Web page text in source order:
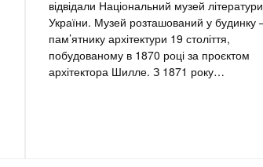
відвідали Національний музей літератури
України. Музей розташований у будинку
пам’ятнику архітектури 19 століття,
побудованому в 1870 році за проєктом
архітектора Шилле. З 1871 року…